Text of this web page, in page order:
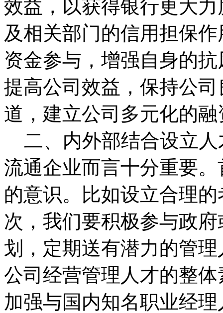
效益，以获得银行更大
及相关部门的信用担保
资金参与，增强自身的
提高公司效益，保持公
道，建立公司多元化的
二、内外部结合设立人
流通企业而言十分重要
的意识。比如设立合理
次，我们要积极参与政
划，定期送有潜力的管
公司经营管理人才的整
加强与国内知名职业经